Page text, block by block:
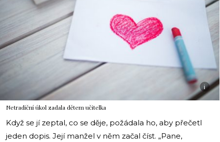
i
Netradiční úkol zadala dětem učitelka
Když se jí zeptal, co se děje, požádala ho, aby přečetl
jeden dopis. Její manžel v něm začal číst. „Pane,